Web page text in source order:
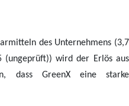
des Unternehmens (3,7
(ungeprüft)) wird der Erlös aus
dass GreenX eine starke